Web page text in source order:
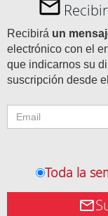
Recibirá un
electrónico con el
que indicarnos su
suscripción desde
Toda la